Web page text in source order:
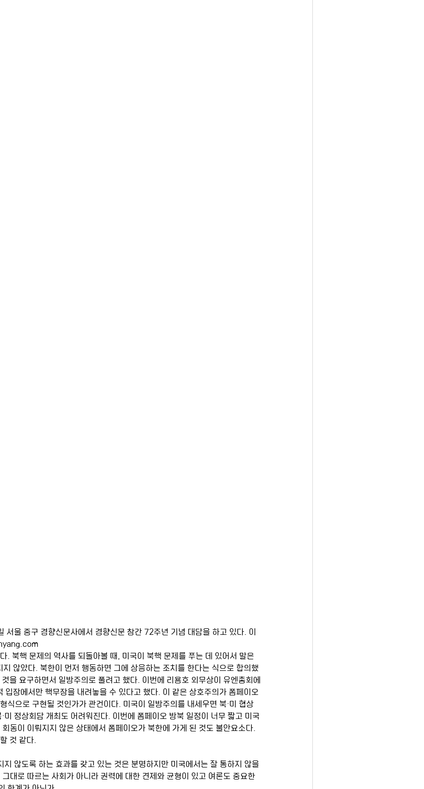
서울 중구 경향신문사에서 경향신문 창간 72주년 기념 대담을 하고 있다. 이
. 북핵 문제의 역사를 되돌아볼 때, 미국이 북핵 문제를 푸는 데 있어서 말은
않았다. 북한이 먼저 행동하면 그에 상응하는 조치를 한다는 식으로 합의했
을 요구하면서 일방주의로 풀려고 했다. 이번에 리용호 외무상이 유엔총회에
입장에서만 핵무장을 내려놓을 수 있다고 했다. 이 같은 상호주의가 폼페이오
식으로 구현될 것인가가 관건이다. 미국이 일방주의를 내세우면 북·미 협상
미 정상회담 개최도 어려워진다. 이번에 폼페이오 방북 일정이 너무 짧고 미국
동이 이뤄지지 않은 상태에서 폼페이오가 북한에 가게 된 것도 불안요소다.
것 같다.
않도록 하는 효과를 갖고 있는 것은 분명하지만 미국에서는 잘 통하지 않을
대로 따르는 사회가 아니라 권력에 대한 견제와 균형이 있고 여론도 중요한